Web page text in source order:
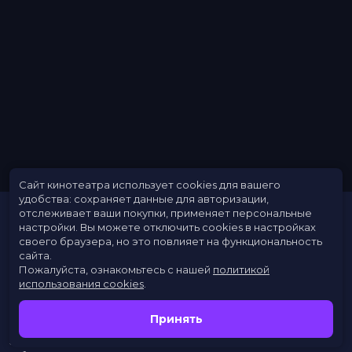
Расписание
Скоро в кино
Заведения
Сайт кинотеатра использует cookies для вашего
удобства: сохраняет данные для авторизации,
отслеживает ваши покупки, применяет персональные
настройки. Вы можете отключить cookies в настройках
своего браузера, но это повлияет на функциональность
сайта.
Пожалуйста, ознакомьтесь с нашей политикой
использования cookies
Принять